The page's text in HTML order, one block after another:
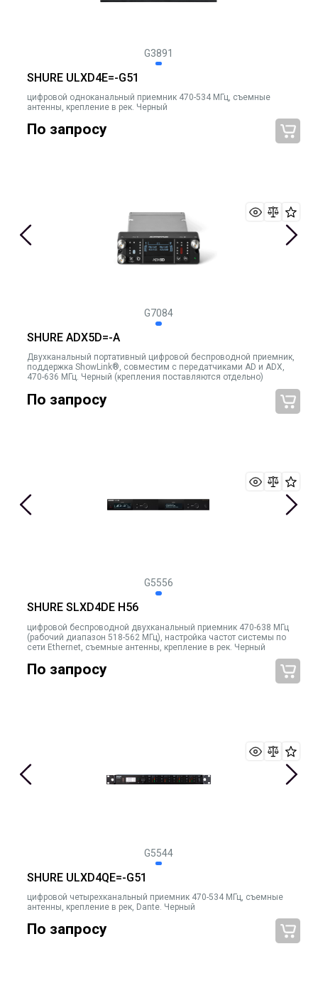
G3891
SHURE ULXD4E=-G51
цифровой одноканальный приемник 470-534 МГц, съемные
антенны, крепление в рек. Черный
По запросу
G7084
SHURE ADX5D=-A
Двухканальный портативный цифровой беспроводной приемник,
поддержка ShowLink®, совместим с передатчиками AD и ADX,
470-636 МГц. Черный (крепления поставляются отдельно)
По запросу
G5556
SHURE SLXD4DE H56
цифровой беспроводной двухканальный приемник 470-638 МГц
(рабочий диапазон 518-562 МГц), настройка частот системы по
сети Ethernet, съемные антенны, крепление в рек. Черный
По запросу
G5544
SHURE ULXD4QE=-G51
цифровой четырехканальный приемник 470-534 МГц, съемные
антенны, крепление в рек, Dante. Черный
По запросу